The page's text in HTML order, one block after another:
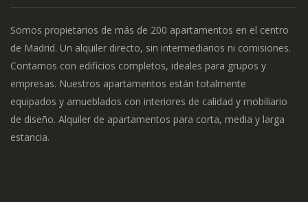
Somos propietarios de más de 200 apartamentos en el centro
de Madrid. Un alquiler directo, sin intermediarios ni comisiones.
Contamos con edificios completos, ideales para grupos y
empresas. Nuestros apartamentos están totalmente
equipados y amueblados con interiores de calidad y mobiliario
de diseño. Alquiler de apartamentos para corta, media y larga
estancia.